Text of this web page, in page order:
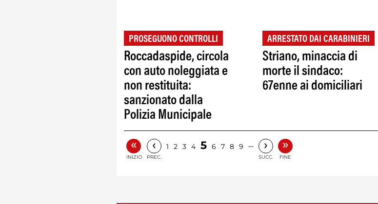
PROSEGUONO CONTROLLI
Roccadaspide, circola
con auto noleggiata e
non restituita:
sanzionato dalla
Polizia Municipale
ARRESTATO DAI CARABINIERI
Striano, minaccia di
morte il sindaco:
67enne ai domiciliari
«
INIZIO
‹
PREC.
1 2 3 4 5 6 7 8 9 … ›
SUCC.
»
FINE